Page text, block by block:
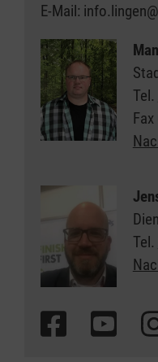
E-Mail:
Tel.
Fax
Tel.